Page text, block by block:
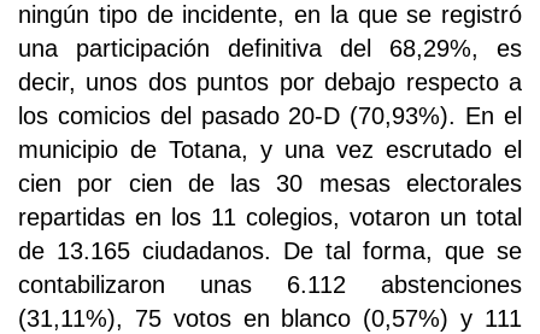
ningún tipo de incidente, en la que se registró
una participación definitiva del 68,29%, es
decir, unos dos puntos por debajo respecto a
los comicios del pasado 20-D (70,93%). En el
municipio de Totana, y una vez escrutado el
cien por cien de las 30 mesas electorales
repartidas en los 11 colegios, votaron un total
de 13.165 ciudadanos. De tal forma, que se
contabilizaron unas 6.112 abstenciones
(31,11%), 75 votos en blanco (0,57%) y 111